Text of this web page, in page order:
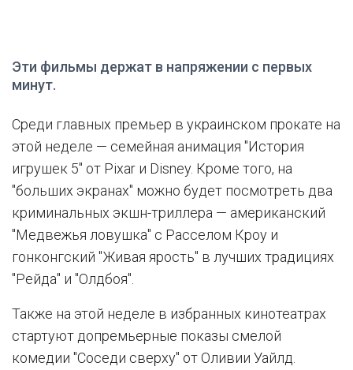
Эти фильмы держат в напряжении с первых
минут.
Среди главных премьер в украинском прокате на
этой неделе — семейная анимация "История
игрушек 5" от Pixar и Disney. Кроме того, на
"больших экранах" можно будет посмотреть два
криминальных экшн-триллера — американский
"Медвежья ловушка" с Расселом Кроу и
гонконгский "Живая ярость" в лучших традициях
"Рейда" и "Олдбоя".
Также на этой неделе в избранных кинотеатрах
стартуют допремьерные показы смелой
комедии "Соседи сверху" от Оливии Уайлд.